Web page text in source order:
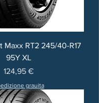
Maxx RT2 245/40-R17
95Y XL
Prezzo
124,95 €
grauita